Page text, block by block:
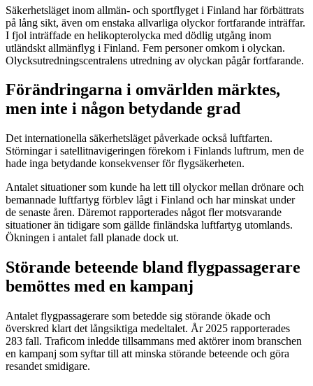
Säkerhetsläget inom allmän- och sportflyget i Finland har förbättrats
på lång sikt, även om enstaka allvarliga olyckor fortfarande inträffar.
I fjol inträffade en helikopterolycka med dödlig utgång inom
utländskt allmänflyg i Finland. Fem personer omkom i olyckan.
Olycksutredningscentralens utredning av olyckan pågår fortfarande.
Förändringarna i omvärlden märktes,
men inte i någon betydande grad
Det internationella säkerhetsläget påverkade också luftfarten.
Störningar i satellitnavigeringen förekom i Finlands luftrum, men de
hade inga betydande konsekvenser för flygsäkerheten.
Antalet situationer som kunde ha lett till olyckor mellan drönare och
bemannade luftfartyg förblev lågt i Finland och har minskat under
de senaste åren. Däremot rapporterades något fler motsvarande
situationer än tidigare som gällde finländska luftfartyg utomlands.
Ökningen i antalet fall planade dock ut.
Störande beteende bland flygpassagerare
bemöttes med en kampanj
Antalet flygpassagerare som betedde sig störande ökade och
överskred klart det långsiktiga medeltalet. År 2025 rapporterades
283 fall. Traficom inledde tillsammans med aktörer inom branschen
en kampanj som syftar till att minska störande beteende och göra
resandet smidigare.